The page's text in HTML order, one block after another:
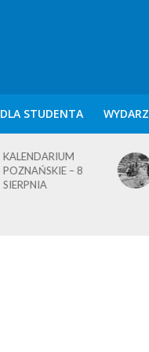
DLA STUDENTA
KALENDARIUM
POZNAŃSKIE – 7
SIERPNIA